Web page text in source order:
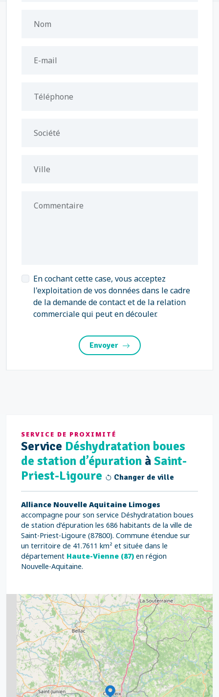
Nom
E-mail
Téléphone
Société
Ville
Commentaire
En cochant cette case, vous acceptez
l'exploitation de vos données dans le cadre
de la demande de contact et de la relation
commerciale qui peut en découler.
Envoyer
SERVICE DE PROXIMITÉ
Service Déshydratation boues
de station d’épuration àSaint-
Priest-Ligoure
Changer de ville
Alliance Nouvelle Aquitaine Limoges
accompagne pour son service Déshydratation boues
de station d’épuration les 686 habitants de la ville de
Saint-Priest-Ligoure (87800). Commune étendue sur
un territoire de 41.7611 km² et située dans le
département Haute-Vienne (87) en région
Nouvelle-Aquitaine.
2
6
2
9
8
5
11
7